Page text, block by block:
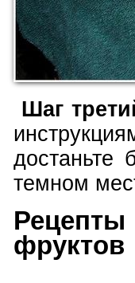
Шаг
достаньте
темном
фруктов